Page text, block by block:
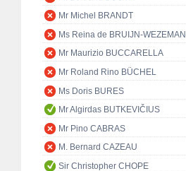
Mr Michel BRANDT
Ms Reina de BRUIJN-WEZEMAN
Mr Maurizio BUCCARELLA
Mr Roland Rino BÜCHEL
Ms Doris BURES
Mr Algirdas BUTKEVIČIUS
Mr Pino CABRAS
M. Bernard CAZEAU
Sir Christopher CHOPE